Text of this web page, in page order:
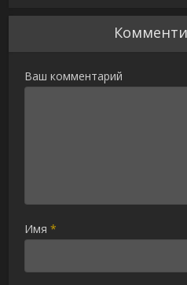
Ваш комментарий
Имя*